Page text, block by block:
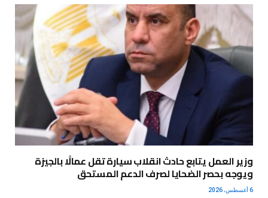
وزير العمل يتابع حادث انقلاب سيارة تقل عمالًا بالجيزة
ويوجه بحصر الضحايا لصرف الدعم المستحق
6 أغسطس، 2026